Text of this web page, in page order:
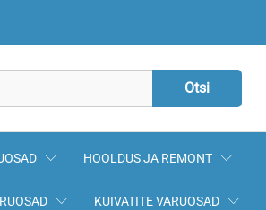
Otsi
HOOLDUS JA REMONT
KUIVATITE VARUOSAD